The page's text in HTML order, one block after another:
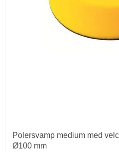
Polersvamp medium med
Ø100 mm